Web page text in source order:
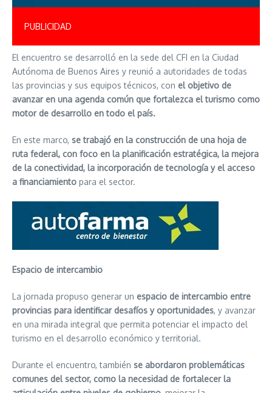
PUBLICIDAD
El encuentro se desarrolló en la sede del CFI en la Ciudad
Autónoma de Buenos Aires y reunió a autoridades de todas
las provincias y sus equipos técnicos, con el objetivo de
avanzar en una agenda común que fortalezca el turismo como
motor de desarrollo en todo el país.
En este marco, se trabajó en la construcción de una hoja de
ruta federal, con foco en la planificación estratégica, la mejora
de la conectividad, la incorporación de tecnología y el acceso
a financiamiento para el sector.
Espacio de intercambio
La jornada propuso generar un espacio de intercambio entre
provincias para identificar desafíos y oportunidades, y avanzar
en una mirada integral que permita potenciar el impacto del
turismo en el desarrollo económico y territorial.
Durante el encuentro, también se abordaron problemáticas
comunes del sector, como la necesidad de fortalecer la